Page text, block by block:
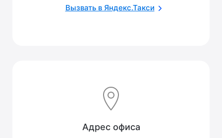
Вызвать в Яндекс.Такси
Адрес офиса